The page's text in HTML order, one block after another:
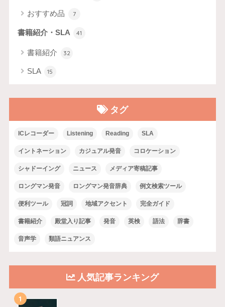
おすすめ品 7
書籍紹介・SLA 41
書籍紹介 32
SLA 15
タグ
ICレコーダー Listening Reading SLA
イントネーション カジュアル発音 コロケーション
シャドーイング ニュース メディア寄稿記事
ロングマン発音 ロングマン発音辞典 例文検索ツール
便利ツール 冠詞 地域アクセント 完全ガイド
書籍紹介 殿堂入り記事 発音 英検 語法 辞書
音声学 類語ニュアンス
人気記事ランキング
1